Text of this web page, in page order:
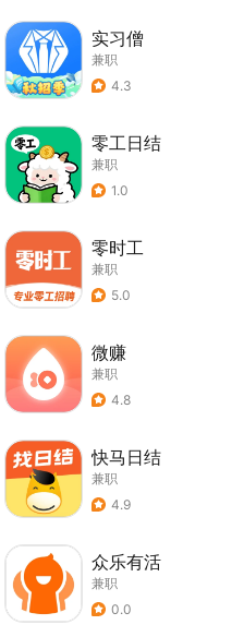
实习僧
兼职
4.3
零工日结
兼职
1.0
零时工
兼职
5.0
微赚
兼职
4.8
快马日结
兼职
4.9
众乐有活
兼职
0.0